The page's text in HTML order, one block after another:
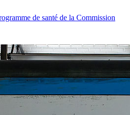
de santé de la Commission